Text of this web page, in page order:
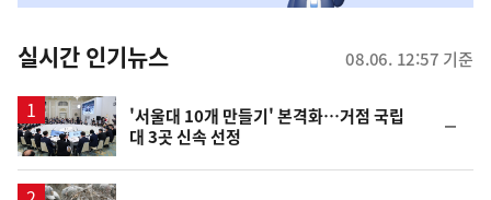
뉴
스
실시간 인기뉴스 08.06. 12:57 기준
'서울대 10개 만들기' 본격화…거점 국립
대 3곳 신속 선정
일